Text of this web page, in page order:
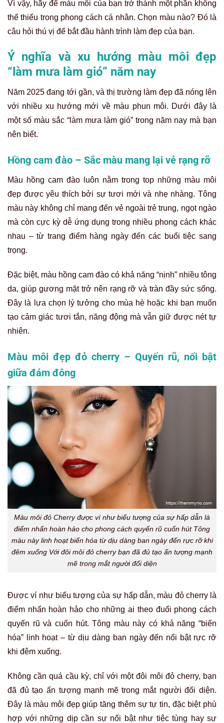
Vì vậy, hãy để màu môi của bạn trở thành một phần không
thể thiếu trong phong cách cá nhân. Chọn màu nào? Đó là
câu hỏi thú vị để bắt đầu hành trình làm đẹp của bạn.
Ý nghĩa và xu hướng màu môi đẹp
“làm mưa làm gió” năm nay
Năm 2025 đang tới gần, và thị trường làm đẹp đã nóng lên
với nhiều xu hướng mới về màu phun môi. Dưới đây là
một số màu sắc “làm mưa làm gió” trong năm nay mà bạn
nên biết.
Hồng cam đào – Sắc màu mang lại vẻ rạng rỡ
Màu hồng cam đào luôn nằm trong top những màu môi
đẹp được yêu thích bởi sự tươi mới và nhẹ nhàng. Tông
màu này không chỉ mang đến vẻ ngoài trẻ trung, ngọt ngào
mà còn cực kỳ dễ ứng dụng trong nhiều phong cách khác
nhau – từ trang điểm hàng ngày đến các buổi tiệc sang
trọng.
Đặc biệt, màu hồng cam đào có khả năng “nịnh” nhiều tông
da, giúp gương mặt trở nên rạng rỡ và tràn đầy sức sống.
Đây là lựa chọn lý tưởng cho mùa hè hoặc khi bạn muốn
tạo cảm giác tươi tắn, năng động mà vẫn giữ được nét tự
nhiên.
Màu môi đẹp đỏ cherry – Quyến rũ, nổi bật
giữa đám đông
Màu môi đỏ Cherry được ví như biểu tượng của sự hấp dẫn là
điểm nhấn hoàn hảo cho phong cách quyến rũ cuốn hút Tông
màu này linh hoạt biến hóa từ dịu dàng ban ngày đến rực rỡ khi
đêm xuống Với đôi môi đỏ cherry bạn đã đủ tạo ấn tượng mạnh
mẽ trong mắt người đối diện
Được ví như biểu tượng của sự hấp dẫn, màu đỏ cherry là
điểm nhấn hoàn hảo cho những ai theo đuổi phong cách
quyến rũ và cuốn hút. Tông màu này có khả năng “biến
hóa” linh hoạt – từ dịu dàng ban ngày đến nổi bật rực rỡ
khi đêm xuống.
Không cần quá cầu kỳ, chỉ với một đôi môi đỏ cherry, bạn
đã đủ tạo ấn tượng mạnh mẽ trong mắt người đối diện.
Đây là màu môi đẹp giúp tăng thêm sự tự tin, đặc biệt phù
hợp với những dịp cần sự nổi bật như tiệc tùng hay sự